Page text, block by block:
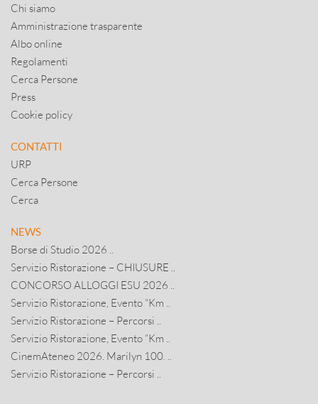
Chi siamo
Amministrazione trasparente
Albo online
Regolamenti
Cerca Persone
Press
Cookie policy
CONTATTI
URP
Cerca Persone
Cerca
NEWS
Borse di Studio 2026 ..
Servizio Ristorazione – CHIUSURE ..
CONCORSO ALLOGGI ESU 2026 ..
Servizio Ristorazione, Evento “Km ..
Servizio Ristorazione – Percorsi ..
Servizio Ristorazione, Evento “Km ..
CinemAteneo 2026. Marilyn 100. ..
Servizio Ristorazione – Percorsi ..